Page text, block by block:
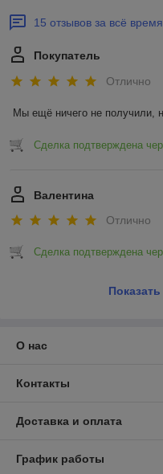
15 отзывов за всё время
Покупатель
Отлично
Мы ещё ничего не получили,
Сделка подтверждена
Валентина
Отлично
Сделка подтверждена
О нас
Контакты
Доставка и оплата
График работы